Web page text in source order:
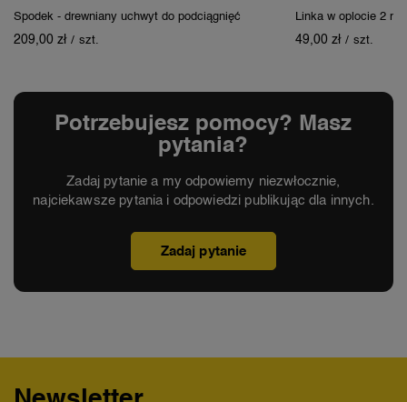
Spodek - drewniany uchwyt do podciągnięć
209,00 zł / szt.
Linka w oplocie 2
49,00 zł / szt.
Potrzebujesz pomocy? Masz
pytania?
Zadaj pytanie a my odpowiemy niezwłocznie,
najciekawsze pytania i odpowiedzi publikując dla innych.
Zadaj pytanie